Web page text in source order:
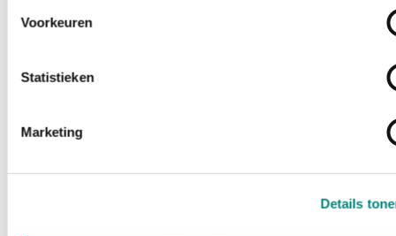
Voorkeuren
Statistieken
Marketing
Details